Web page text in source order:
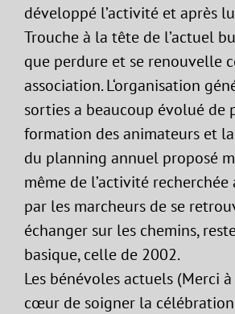
développé l’activité et après
Trouche à la tête de l’actuel
que perdure et se renouvelle
association. L‘organisation
sorties a beaucoup évolué de
formation des animateurs et
du planning annuel proposé
même de l’activité
par les marcheurs de se
échanger sur les chemins,
basique, celle de 2002.
Les bénévoles actuels (Merci
cœur de soigner la